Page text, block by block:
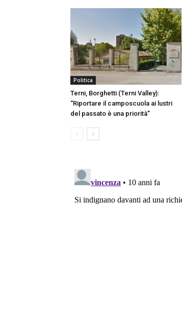
Politica
Terni, Borghetti (Terni Valley):
“Riportare il camposcuola ai lustri
del passato è una priorità”